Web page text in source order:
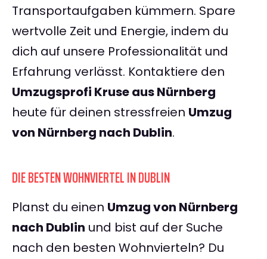
Transportaufgaben kümmern. Spare
wertvolle Zeit und Energie, indem du
dich auf unsere Professionalität und
Erfahrung verlässt. Kontaktiere den
Umzugsprofi Kruse aus Nürnberg
heute für deinen stressfreien Umzug
von Nürnberg nach Dublin.
DIE BESTEN WOHNVIERTEL IN DUBLIN
Planst du einen Umzug von Nürnberg
nach Dublin und bist auf der Suche
nach den besten Wohnvierteln? Du